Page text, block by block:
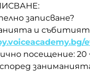
записване?
и
посещение: